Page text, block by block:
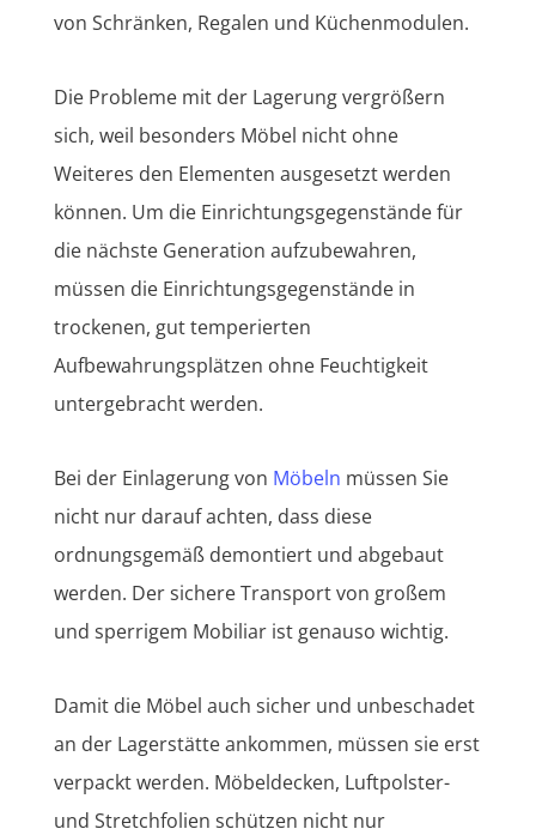
von Schränken, Regalen und Küchenmodulen.
Die Probleme mit der Lagerung vergrößern
sich, weil besonders Möbel nicht ohne
Weiteres den Elementen ausgesetzt werden
können. Um die Einrichtungsgegenstände für
die nächste Generation aufzubewahren,
müssen die Einrichtungsgegenstände in
trockenen, gut temperierten
Aufbewahrungsplätzen ohne Feuchtigkeit
untergebracht werden.
Bei der Einlagerung von Möbeln müssen Sie
nicht nur darauf achten, dass diese
ordnungsgemäß demontiert und abgebaut
werden. Der sichere Transport von großem
und sperrigem Mobiliar ist genauso wichtig.
Damit die Möbel auch sicher und unbeschadet
an der Lagerstätte ankommen, müssen sie erst
verpackt werden. Möbeldecken, Luftpolster-
und Stretchfolien schützen nicht nur